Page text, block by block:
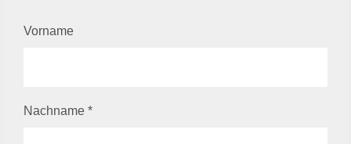
Vorname
Nachname *